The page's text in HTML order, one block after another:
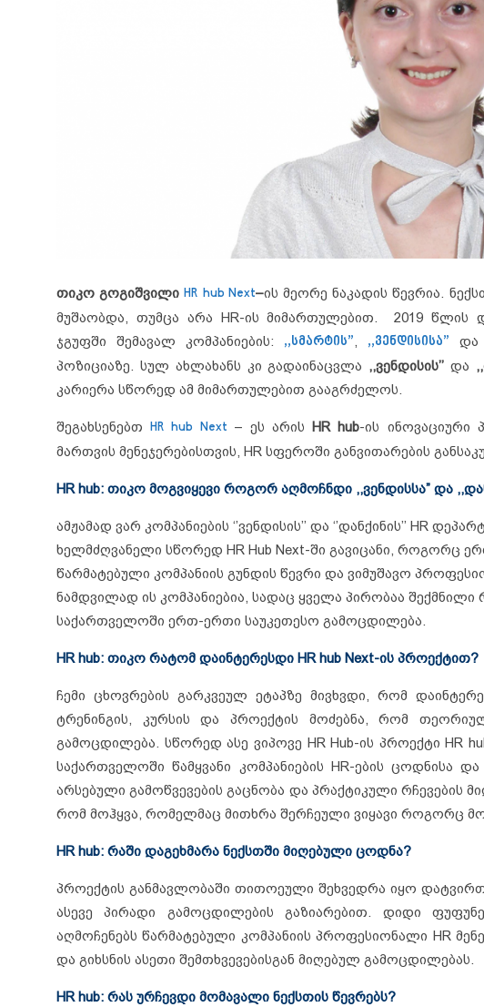
თიკო გოგიშვილიHR hub Next–ის მეორე ნაკადის წევრია.
მუშაობდა, თუმცა არა HR-ის მიმართულებით. 2019 წლის
ჯგუფში შემავალ კომპანიების: ,,სმარტის”, ,,ვენდისისა” და
პოზიციაზე. სულ ახლახანს კი გადაინაცვლა ,,ვენდისის’’ და
კარიერა სწორედ ამ მიმართულებით გააგრძელოს.
შეგახსენებთHR hub Next – ეს არის HR hub-ის ინოვაციური
მართვის მენეჯერებისთვის, HR სფეროში განვითარების
HR hub: თიკო მოგვიყევი როგორ აღმოჩნდი ,,ვენდისსა” და
ამჟამად ვარ კომპანიების ‘’ვენდისის’’ და ‘’დანქინის’’ HR
ხელმძღვანელი სწორედ HR Hub Next-ში გავიცანი, როგორც
წარმატებული კომპანიის გუნდის წევრი და ვიმუშავო
ნამდვილად ის კომპანიებია, სადაც ყველა პირობაა
საქართველოში ერთ-ერთი საუკეთესო გამოცდილება.
HR hub: თიკო რატომ დაინტერესდი HR hub Next-ის პროექტით?
ჩემი ცხოვრების გარკვეულ ეტაპზე მივხვდი, რომ
ტრენინგის, კურსის და პროექტის მოძებნა, რომ
გამოცდილება. სწორედ ასე ვიპოვე HR Hub-ის პროექტი HR
საქართველოში წამყვანი კომპანიების HR-ების ცოდნისა
არსებული გამოწვევების გაცნობა და პრაქტიკული რჩევების
რომ მოჰყვა, რომელმაც მითხრა შერჩეული ვიყავი როგორც
HR hub: რაში დაგეხმარა ნექსთში მიღებული ცოდნა?
პროექტის განმავლობაში თითოეული შეხვედრა იყო
ასევე პირადი გამოცდილების გაზიარებით. დიდი
აღმოჩენებს წარმატებული კომპანიის პროფესიონალი HR
და გიხსნის ასეთი შემთხვევებისგან მიღებულ გამოცდილებას.
HR hub: რას ურჩევდი მომავალი ნექსთის წევრებს?